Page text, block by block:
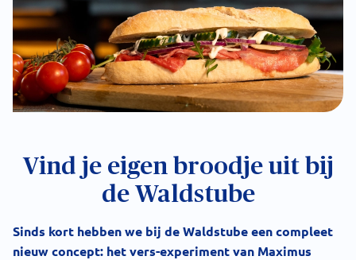
Vind je eigen broodje uit bij
de Waldstube
Sinds kort hebben we bij de Waldstube een compleet
nieuw concept: het vers-experiment van Maximus